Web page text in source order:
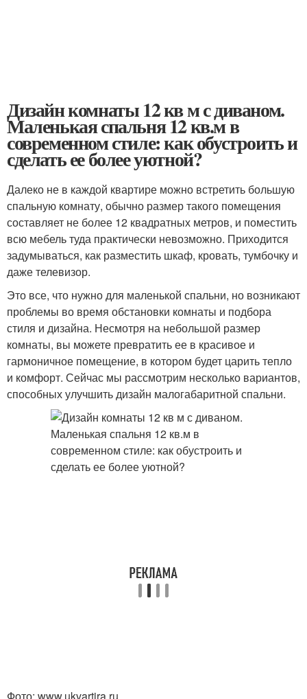
Дизайн комнаты 12 кв м с диваном.
Маленькая спальня 12 кв.м в
современном стиле: как обустроить и
сделать ее более уютной?
Далеко не в каждой квартире можно встретить большую
спальную комнату, обычно размер такого помещения
составляет не более 12 квадратных метров, и поместить
всю мебель туда практически невозможно. Приходится
задумываться, как разместить шкаф, кровать, тумбочку и
даже телевизор.
Это все, что нужно для маленькой спальни, но возникают
проблемы во время обстановки комнаты и подбора
стиля и дизайна. Несмотря на небольшой размер
комнаты, вы можете превратить ее в красивое и
гармоничное помещение, в котором будет царить тепло
и комфорт. Сейчас мы рассмотрим несколько вариантов,
способных улучшить дизайн малогабаритной спальни.